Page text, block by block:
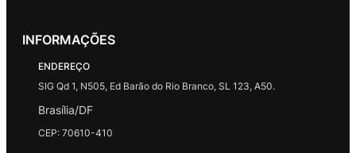
INFORMAÇÕES
ENDEREÇO
SIG Qd 1, N505, Ed Barão do Rio Branco, SL 123, A50.
Brasília/DF
CEP: 70610-410